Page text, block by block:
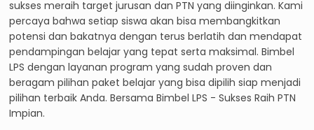
sukses meraih target jurusan dan PTN yang diinginkan. Kami
percaya bahwa setiap siswa akan bisa membangkitkan
potensi dan bakatnya dengan terus berlatih dan mendapat
pendampingan belajar yang tepat serta maksimal. Bimbel
LPS dengan layanan program yang sudah proven dan
beragam pilihan paket belajar yang bisa dipilih siap menjadi
pilihan terbaik Anda. Bersama Bimbel LPS - Sukses Raih PTN
Impian.